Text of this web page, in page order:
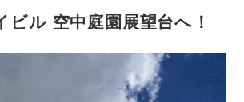
ビル 空中庭園展望台へ！